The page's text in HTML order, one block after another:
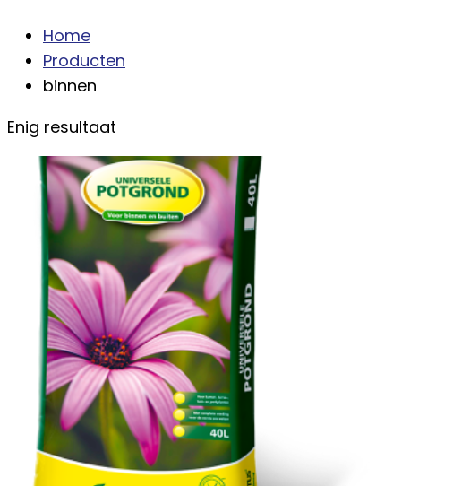
Home
Producten
binnen
Enig resultaat